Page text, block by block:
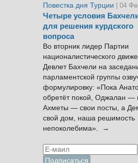
Повестка дня Турции
| 04
Четыре условия
для решения курдского
вопроса
Во вторник лидер Партии
националистического
Девлет Бахчели на
парламентской группы
формулировку: «Пока
обретёт покой, Оджалан —
Ахметы — свои посты, а
свой дом, наша решимость
непоколебима». →